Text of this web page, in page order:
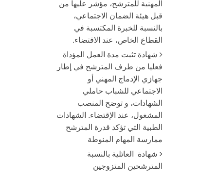
المهنية للمترشح، مؤشر عليها من
قبل هيئة الضمان الاجتماعي،
بالنسبة للخبرة المكتسبة في
القطاع الخاص، عند الاقتضاء.
شهادة تثبت مدة العمل المؤداة
فعليا من طرف المترشح في إطار
جهازي الإدماج المهني أو
الاجتماعي للشباب حاملي
الشهادات، و توضح المنصب
المشغول، عند الإقتضاء. الشهادات
الطبية التي تؤكد قدرة المترشح
ممارسة المهام المنوطة
شهادة
العائلية بالنسبة
المترشحين المتزوجين